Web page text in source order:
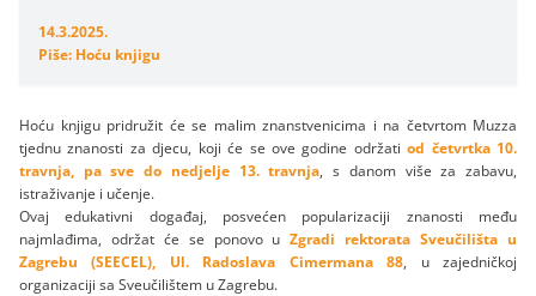
14.3.2025.
Piše: Hoću knjigu
Hoću knjigu pridružit će se malim znanstvenicima i na četvrtom Muzza
tjednu znanosti za djecu, koji će se ove godine održatiod četvrtka 10.
travnja, pa sve do nedjelje 13. travnja, s danom više za zabavu,
istraživanje i učenje.
Ovaj edukativni događaj, posvećen popularizaciji znanosti među
najmlađima, održat će se ponovo uZgradi rektorata Sveučilišta u
Zagrebu (SEECEL), Ul. Radoslava Cimermana 88, u zajedničkoj
organizaciji sa Sveučilištem u Zagrebu.